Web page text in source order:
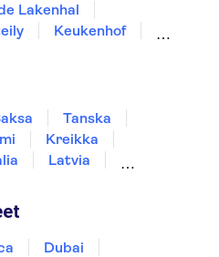
Lakenhal
Keukenhof
Schans
A'DAM Lookout
Tanska
Kreikka
Latvia
Singapore
Dubai